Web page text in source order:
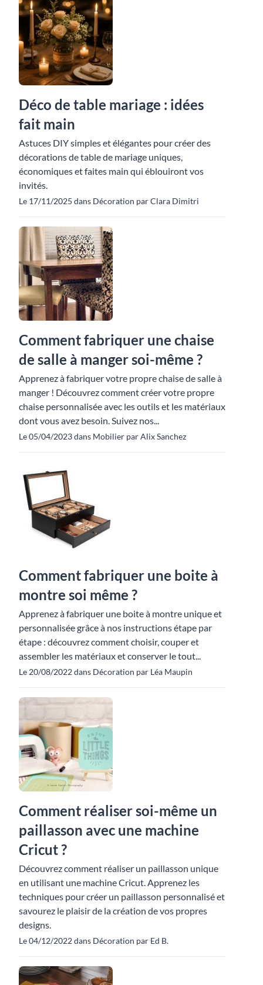
Déco de table mariage : idées
fait main
Astuces DIY simples et élégantes pour créer des
décorations de table de mariage uniques,
économiques et faites main qui éblouiront vos
invités.
Le 17/11/2025 dans Décoration par Clara Dimitri
Comment fabriquer une chaise
de salle à manger soi-même ?
Apprenez à fabriquer votre propre chaise de salle à
manger ! Découvrez comment créer votre propre
chaise personnalisée avec les outils et les matériaux
dont vous avez besoin. Suivez nos...
Le 05/04/2023 dans Mobilier par Alix Sanchez
Comment fabriquer une boite à
montre soi même ?
Apprenez à fabriquer une boite à montre unique et
personnalisée grâce à nos instructions étape par
étape : découvrez comment choisir, couper et
assembler les matériaux et conserver le tout...
Le 20/08/2022 dans Décoration par Léa Maupin
Comment réaliser soi-même un
paillasson avec une machine
Cricut ?
Découvrez comment réaliser un paillasson unique
en utilisant une machine Cricut. Apprenez les
techniques pour créer un paillasson personnalisé et
savourez le plaisir de la création de vos propres
designs.
Le 04/12/2022 dans Décoration par Ed B.